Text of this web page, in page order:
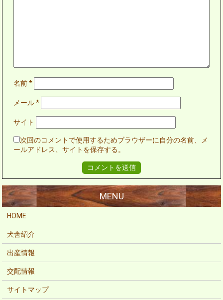
名前*
メール*
サイト
次回のコメントで使用するためブラウザーに自分の名前、メ
ールアドレス、サイトを保存する。
HOME
犬舎紹介
出産情報
交配情報
サイトマップ